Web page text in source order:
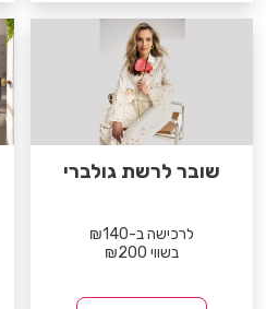
שובר לרשת גולברי
לרכישה ב-₪140
בשווי ₪200